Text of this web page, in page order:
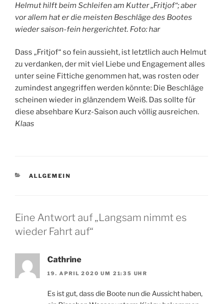
Helmut hilft beim Schleifen am Kutter „Fritjof“; aber
vor allem hat er die meisten Beschläge des Bootes
wieder saison-fein hergerichtet. Foto: har
Dass „Fritjof“ so fein aussieht, ist letztlich auch Helmut
zu verdanken, der mit viel Liebe und Engagement alles
unter seine Fittiche genommen hat, was rosten oder
zumindest angegriffen werden könnte: Die Beschläge
scheinen wieder in glänzendem Weiß. Das sollte für
diese absehbare Kurz-Saison auch völlig ausreichen.
Klaas
KATEGORIEN
ALLGEMEIN
Eine Antwort auf „Langsam nimmt es
wieder Fahrt auf“
Cathrine
19. APRIL 2020 UM 21:35 UHR
Es ist gut, dass die Boote nun die Aussicht haben,